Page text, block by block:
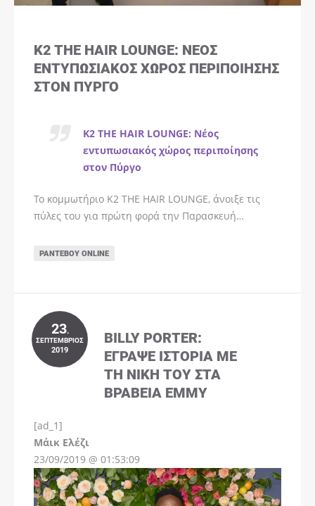
K2 THE HAIR LOUNGE: ΝΈΟΣ
ΕΝΤΥΠΩΣΙΑΚΌΣ ΧΏΡΟΣ ΠΕΡΙΠΟΊΗΣΗΣ
ΣΤΟΝ ΠΎΡΓΟ
K2 THE HAIR LOUNGE: Νέος
εντυπωσιακός χώρος περιποίησης
στον Πύργο
Το κομμωτήριο K2 THE HAIR LOUNGE, άνοιξε τις
πύλες του για πρώτη φορά την Παρασκευή…
ΡΑΝΤΕΒΟΎ ONLINE
23.
ΣΕΠΤΈΜΒΡΙΟΣ
2019
BILLY PORTER:
ΈΓΡΑΨΕ ΙΣΤΟΡΊΑ ΜΕ
ΤΗ ΝΊΚΗ ΤΟΥ ΣΤΑ
ΒΡΑΒΕΊΑ EMMY
[ad_1]
Μάικ ΕλέζιInstagram
23/09/2019 @ 01:53:09